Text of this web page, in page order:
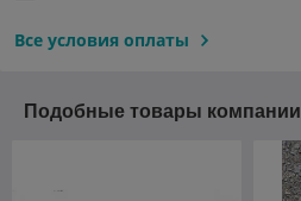
Все условия оплаты
Подобные товары компании